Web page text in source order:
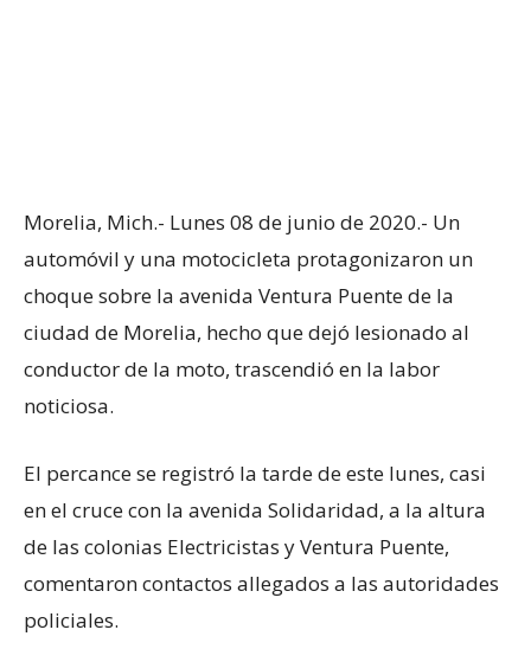
Morelia, Mich.- Lunes 08 de junio de 2020.- Un
automóvil y una motocicleta protagonizaron un
choque sobre la avenida Ventura Puente de la
ciudad de Morelia, hecho que dejó lesionado al
conductor de la moto, trascendió en la labor
noticiosa.
El percance se registró la tarde de este lunes, casi
en el cruce con la avenida Solidaridad, a la altura
de las colonias Electricistas y Ventura Puente,
comentaron contactos allegados a las autoridades
policiales.